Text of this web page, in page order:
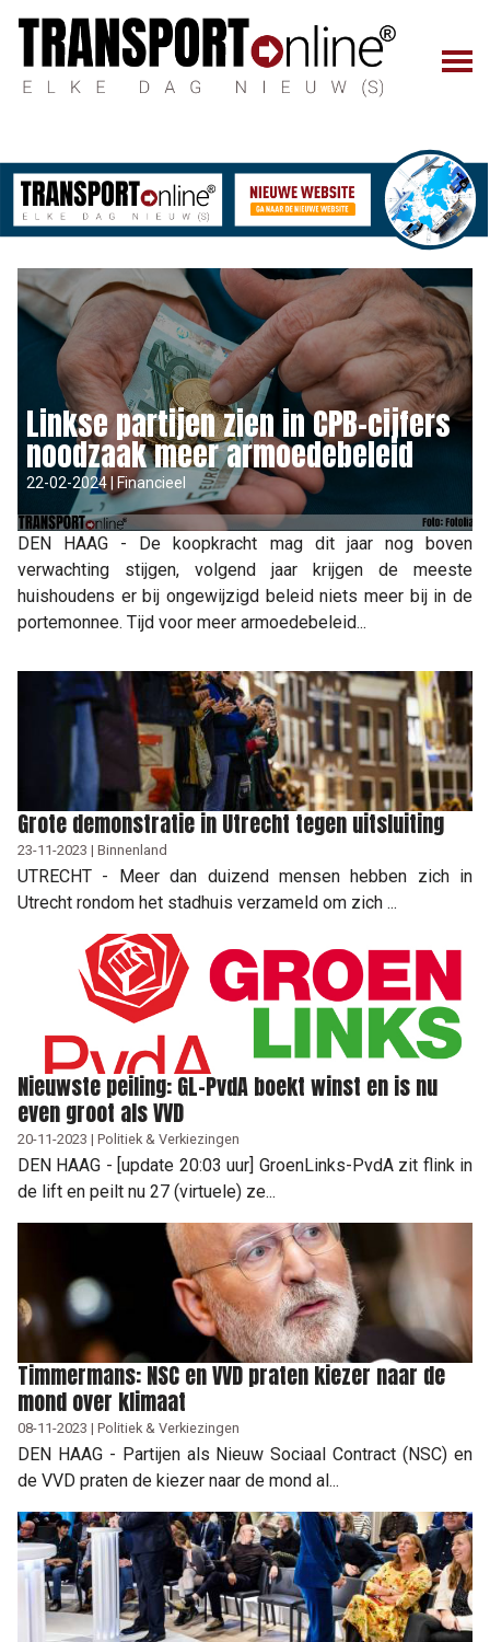
Linkse partijen zien in CPB-cijfers
noodzaak meer armoedebeleid
22-02-2024 | Financieel
DEN HAAG - De koopkracht mag dit jaar nog boven
verwachting stijgen, volgend jaar krijgen de meeste
huishoudens er bij ongewijzigd beleid niets meer bij in de
portemonnee. Tijd voor meer armoedebeleid...
Grote demonstratie in Utrecht tegen uitsluiting
23-11-2023 | Binnenland
UTRECHT - Meer dan duizend mensen hebben zich in
Utrecht rondom het stadhuis verzameld om zich ...
Nieuwste peiling: GL-PvdA boekt winst en is nu
even groot als VVD
20-11-2023 | Politiek & Verkiezingen
DEN HAAG - [update 20:03 uur] GroenLinks-PvdA zit flink in
de lift en peilt nu 27 (virtuele) ze...
Timmermans: NSC en VVD praten kiezer naar de
mond over klimaat
08-11-2023 | Politiek & Verkiezingen
DEN HAAG - Partijen als Nieuw Sociaal Contract (NSC) en
de VVD praten de kiezer naar de mond al...